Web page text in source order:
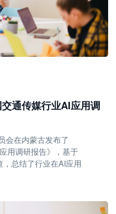
通传媒行业AI应用调
会在内蒙古发布了
用调研报告》，基于
总结了行业在AI应用